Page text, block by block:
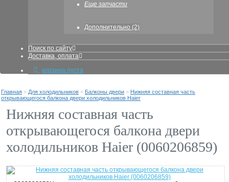
Еще запчасти
Дополнительно (2)
Поиск по сайту
Доставка, оплата
корзина пуста
Главная » Для холодильников » Балконы двери » Нижняя составная часть
открывающегося балкона двери холодильников Haier
Нижняя составная часть
открывающегося балкона двери
холодильников Haier (0060206859)